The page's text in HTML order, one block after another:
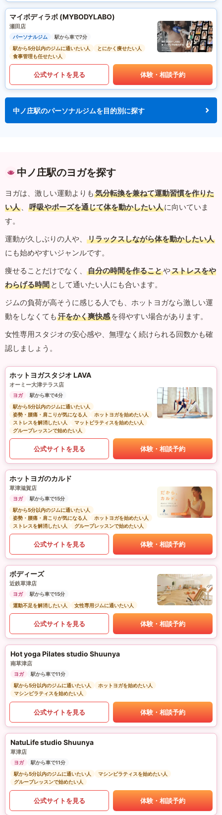
マイボディラボ (MYBODYLABO)
瀬田店
パーソナルジム
駅から車で7分
駅から5分以内のジムに通いたい人
とにかく痩せたい人
食事管理も任せたい人
公式サイトを見る 体験・相談予約
中ノ庄駅のパーソナルジムを目的別に探す
中ノ庄駅のヨガを探す
ヨガは、激しい運動よりも 気分転換を兼ねて運動習慣を作りた
い人 、 呼吸やポーズを通じて体を動かしたい人に向いていま
す。
運動が久しぶりの人や、
リラックスしながら体を動かしたい人
にも始めやすいジャンルです。
痩せることだけでなく、
自分の時間を作ることやストレスをや
わらげる時間 として通いたい人にも合います。
ジムの負荷が高そうに感じる人でも、ホットヨガなら激しい運
動をしなくても 汗をかく爽快感 を得やすい場合があります。
女性専用スタジオの安心感や、無理なく続けられる回数かも確
認しましょう。
ホットヨガスタジオ LAVA
オーミー大津テラス店
ヨガ
駅から車で4分
駅から5分以内のジムに通いたい人
姿勢・腰痛・肩こりが気になる人
ホットヨガを始めたい人
ストレスを解消したい人
マットピラティスを始めたい人
グループレッスンで始めたい人
公式サイトを見る 体験・相談予約
ホットヨガのカルド
草津滋賀店
ヨガ
駅から車で15分
駅から5分以内のジムに通いたい人
姿勢・腰痛・肩こりが気になる人
ホットヨガを始めたい人
ストレスを解消したい人
グループレッスンで始めたい人
公式サイトを見る 体験・相談予約
ボディーズ
近鉄草津店
ヨガ
駅から車で15分
運動不足を解消したい人
女性専用ジムに通いたい人
公式サイトを見る 体験・相談予約
Hot yoga Pilates studio Shuunya
南草津店
ヨガ
駅から車で11分
駅から5分以内のジムに通いたい人
ホットヨガを始めたい人
マシンピラティスを始めたい人
公式サイトを見る 体験・相談予約
NatuLife studio Shuunya
草津店
ヨガ
駅から車で11分
駅から5分以内のジムに通いたい人
マシンピラティスを始めたい人
グループレッスンで始めたい人
公式サイトを見る 体験・相談予約